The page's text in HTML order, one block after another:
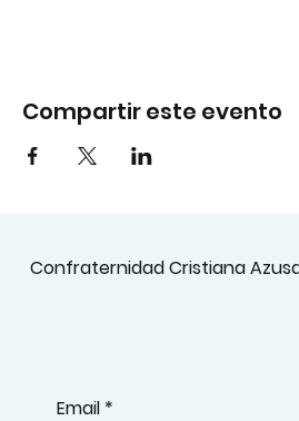
Compartir este evento
Confraternidad Cristiana
Email *